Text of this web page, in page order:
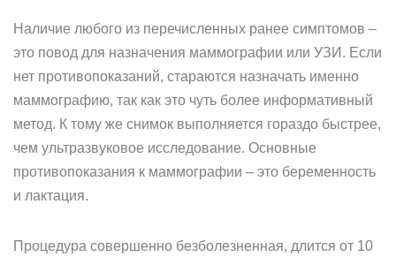
Наличие любого из перечисленных ранее симптомов –
это повод для назначения маммографии или УЗИ. Если
нет противопоказаний, стараются назначать именно
маммографию, так как это чуть более информативный
метод. К тому же снимок выполняется гораздо быстрее,
чем ультразвуковое исследование. Основные
противопоказания к маммографии – это беременность
и лактация.
Процедура совершенно безболезненная, длится от 10